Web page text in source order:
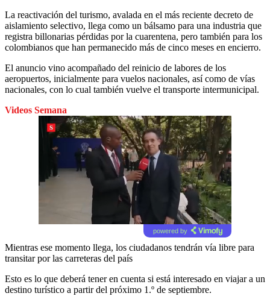
La reactivación del turismo, avalada en el más reciente decreto de
aislamiento selectivo, llega como un bálsamo para una industria que
registra billonarias pérdidas por la cuarentena, pero también para los
colombianos que han permanecido más de cinco meses en encierro.
El anuncio vino acompañado del reinicio de labores de los
aeropuertos, inicialmente para vuelos nacionales, así como de vías
nacionales, con lo cual también vuelve el transporte intermunicipal.
Videos Semana
powered by
Mientras ese momento llega, los ciudadanos tendrán vía libre para
transitar por las carreteras del país
Esto es lo que deberá tener en cuenta si está interesado en viajar a un
destino turístico a partir del próximo 1.º de septiembre.